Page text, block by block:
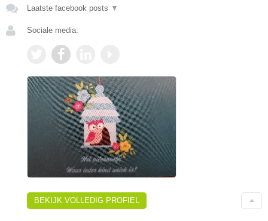
Laatste facebook posts ▼
Sociale media:
BEKIJK VOLLEDIG PROFIEL